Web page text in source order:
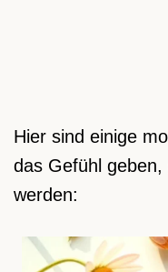
Hier sind einige
das Gefühl
werden: